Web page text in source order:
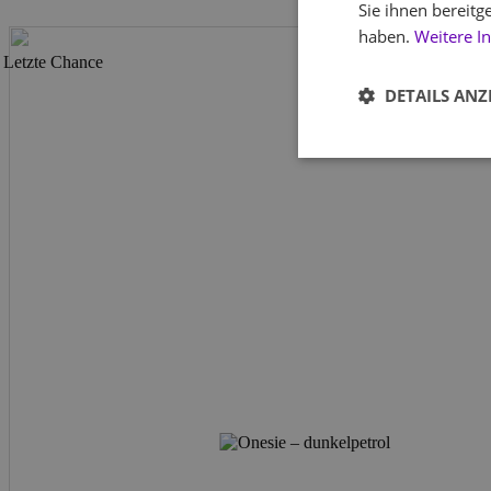
Letzte Chance
Sie ihnen
haben. Weitere
DETAILS